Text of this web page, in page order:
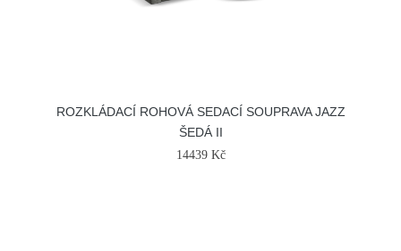
ROZKLÁDACÍ ROHOVÁ SEDACÍ SOUPRAVA JAZZ
ŠEDÁ II
14439 Kč